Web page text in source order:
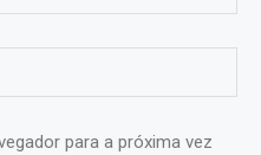
para a próxima vez